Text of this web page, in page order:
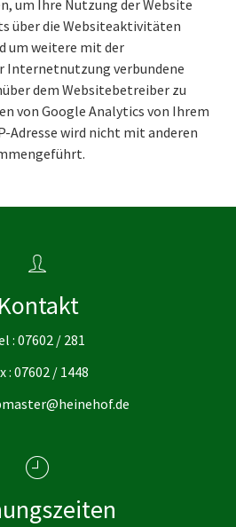
um Ihre Nutzung der Website
über die Websiteaktivitäten
um weitere mit der
Internetnutzung verbundene
dem Websitebetreiber zu
von Google Analytics von Ihrem
wird nicht mit anderen
Kontakt
: 07602 / 281
: 07602 / 1448